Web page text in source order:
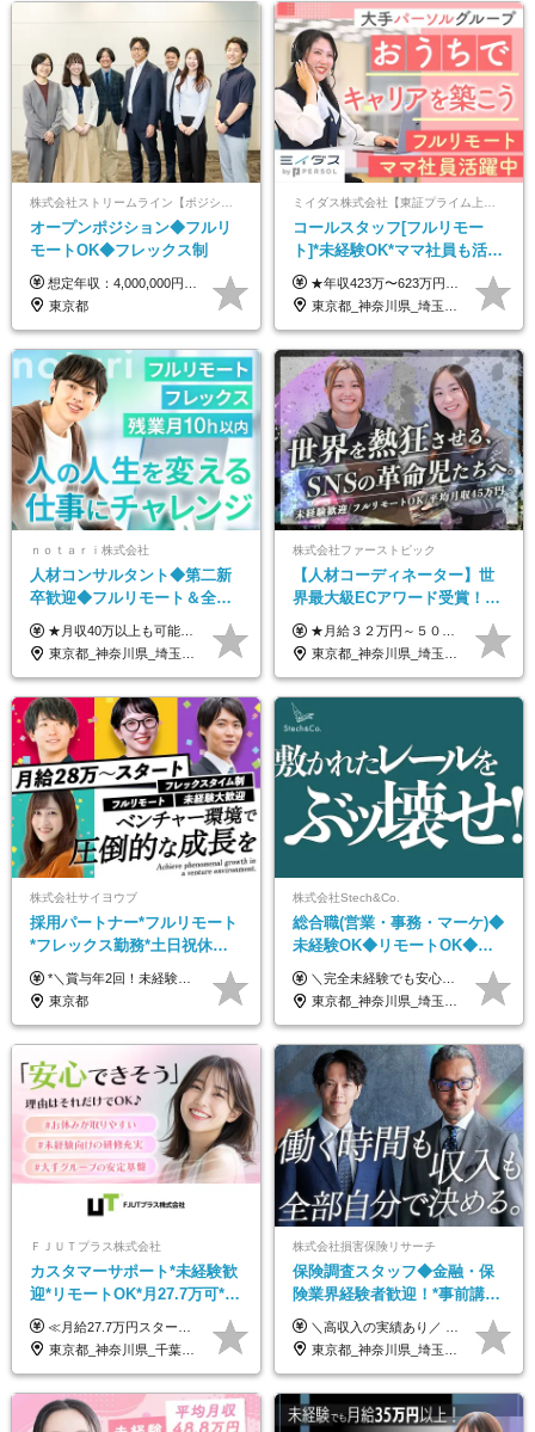
オープンポジション◆フルリ
モートOK◆フレックス制
想定年収：4,000,000円 ～ 8,000,000円 月給：288,000円 ～ 570,000円 ※ご経験・能力に応じて決定いたします。 ※上記額にはみなし残業代を含みます。 ※超過分は全額支給いたします。 ※みなし残業代 45,000円 ～ 89,050円／月 ※みなし残業時間 20時間／月 ※試用期間：3ヶ月（試用期間中の待遇に差異はありません） 【固定残業代について】 固定残業20時間分（45,000円～89,050円）を含む ※超過分は別途全額支給
東京都
コールスタッフ[フルリモー
ト]*未経験OK*ママ社員も活躍
中*ブランクOK*全国どこでも
働ける
★年収423万〜623万円のモデルあり（想定時間外手当10時間分含む） ★半年に一度ドカンと支給のボーナスあり（半年に1度最大150万円） 月給25万円〜＋各種手当＋インセンティブ ＊リモートワーク手当（4000円/月） ＊リモートワーク一時金（1万5000円） ＊残業手当全額支給 ※経験・スキルにより月給を決定します ※試用期間：2ヵ月あり。期間中の雇用形態・給与・待遇に変更はありません 《頑張りはインセンティブとして還元！》 当社は5段階の評価制度を導入。 半期に1回の評価で最高ランク（5点）を獲得したメンバーには、 150万円のインセンティブを支給！ これが半年に一度のインセンティブとして支給されるため、 成果を出した分だけまとまった収入を得られる仕組みです。 【固定残業代について】 なし（残業代は、実際の労働時間に応じて別途全額支給）
東京都_神奈川県_埼玉県_千葉県_大阪府_愛知県_北海道_青森県_岩手県_宮城県_秋田県_山形県_福島県_茨城県_栃木県_群馬県_新潟県_山梨県_長野県_富山県_石川県_福井県_静岡県_岐阜県_三重県_兵庫県_京都府_滋賀県_奈良県_和歌山県_広島県_岡山県_鳥取県_島根県_山口県_徳島県_香川県_愛媛県_高知県_福岡県_熊本県_佐賀県_長崎県_大分県_宮崎県_鹿児島県_沖縄県
ｎｏｔａｒｉ株式会社
人材コンサルタント◆第二新
卒歓迎◆フルリモート＆全国
から勤務OK◆残業月10h以内
◆フレックス制
★月収40万以上も可能！ ★能力・スキル・経験を考慮した年収額を設定します ★年功序列ではなく、チャレンジを評価して給与に反映！ ■月給20万円～40万円＋決算賞与 ※経験・スキルを考慮のうえ決定します ※給与にはみなし残業代40時間分を含む。そのほか詳細に関しては別途面接時にご説明します ※試用期間3ヵ月あり。期間中の雇用形態・条件などに差異はありません
東京都_神奈川県_埼玉県_千葉県_大阪府_愛知県_北海道_青森県_岩手県_宮城県_秋田県_山形県_福島県_茨城県_栃木県_群馬県_新潟県_山梨県_長野県_富山県_石川県_福井県_静岡県_岐阜県_三重県_兵庫県_京都府_滋賀県_奈良県_和歌山県_広島県_岡山県_鳥取県_島根県_山口県_徳島県_香川県_愛媛県_高知県_福岡県_熊本県_佐賀県_長崎県_大分県_宮崎県_鹿児島県_沖縄県
株式会社ファーストピック
【人材コーディネーター】世
界最大級ECアワード受賞！フ
ルリモート／未経験◎／月給
３２万円～／年休１３０日以
上／
★月給３２万円～５０万円＋インセンティブ賞与＋決算賞与★ （30時間の固定残業代、一律月54,750円を含む。超過分は支給） ※経験・スキルを考慮の上、決定 ※昇給：随時あり 【インセンティブについて】 自社サービスを提案し、サービス化した場合、一部の利益をインセンティブとして還元します。 試用期間中（6か月間）は、下記の給与となります。 【一都三県、大阪、名古屋、福岡の方】 月給２４万円～＋役職手当＋インセンティブ賞与 【一都三県以外の関東圏、九州、東北、北海道、その他地域の方】 月給２０万円～＋役職手当＋インセンティブ賞与 ※試用期間6ヶ月 ※試用期間中の待遇・福利厚生に差異はなし
東京都_神奈川県_埼玉県_千葉県_大阪府_愛知県_北海道_青森県_岩手県_宮城県_秋田県_山形県_福島県_茨城県_栃木県_群馬県_静岡県_岐阜県_三重県_兵庫県_京都府_滋賀県_奈良県_和歌山県_広島県_岡山県_鳥取県_島根県_山口県_福岡県_熊本県_佐賀県_長崎県_大分県_宮崎県_鹿児島県
株式会社サイヨウブ
採用パートナー*フルリモート
*フレックス勤務*土日祝休み*
月給28万円～*産育休取得実績
あり*年間休日120日
*＼賞与年2回！未経験から月給28万円スタート／* ★昇給年12回あり！随時昇給のチャンス ◆月給28万～40万円＋賞与年2回＋各種インセンティブ ※経験・スキルを考慮の上、決定します ※試用期間6ヶ月間あり（期間中は月給26万円～になります。その他待遇等に差異はありません） ※月給には月35時間分の固定残業代含む（月5万4800円/超過分別途支給） ※ほとんどのメンバーが残業ゼロです！フレックスタイム制のため、自分の生活に合わせて調整できます。 ＼希望性で土曜日出勤あり／ お客様より「土曜日に応募者の対応をしてほしい」という ご要望を受けた際に、応募者対応⇒求職者との メッセージのやり取りなど、対応が発生する場合があります。 ※土曜日に出勤いただく場合は ・2時間稼働：4500円 ・4時間稼働：9000円 の給与が発生。勤務時間が4時間超えることは原則ありません。 短期間で高い給与をGETできるチャンスです♪
東京都
株式会社Stech&Co.
総合職(営業・事務・マーケ)◆
未経験OK◆リモートOK◆学
歴不問◆20代活躍中！
＼完全未経験でも安心して年収UP可能です！／ -------------- 【1】営業 月給25万円～80万円＋賞与 【2】事務 月給21万円～50万円＋賞与 【3】マーケ 月給25万円～80万円＋賞与 ※試用期間3ヶ月間の待遇に変動はありません。 ※みなし残業代(月20時間分29,725円～)を含む。（※超過分は追加支給）
東京都_神奈川県_埼玉県_千葉県_大阪府_愛知県_北海道_青森県_岩手県_宮城県_秋田県_山形県_福島県_茨城県_栃木県_群馬県_新潟県_山梨県_長野県_富山県_石川県_福井県_静岡県_岐阜県_三重県_兵庫県_京都府_滋賀県_奈良県_和歌山県_広島県_岡山県_鳥取県_島根県_山口県_徳島県_香川県_愛媛県_高知県_福岡県_熊本県_佐賀県_長崎県_大分県_宮崎県_鹿児島県_沖縄県
ＦＪＵＴプラス株式会社
カスタマーサポート*未経験歓
迎*リモートOK*月27.7万可*賞
与年2回*転勤なし*連休
OK/ZE010232
≪月給27.7万円スタートも可／賞与年2回≫ ■月給21万円～27.7万円＋各種手当＋賞与年2回 ※給与は勤務地に応じて変更します ※年齢や経験・スキルなどを考慮して決定します ※時間外手当は全額支給 ※上記は初年度の月給となります ※試用期間3ヶ月（その他待遇に差異はありません） 【固定残業代について】 なし（残業代は、実際の労働時間に応じて別途全額支給）
東京都_神奈川県_千葉県_大阪府_愛知県_北海道_長野県_石川県_広島県_福岡県
株式会社損害保険リサーチ
保険調査スタッフ◆金融・保
険業界経験者歓迎！*事前講習
あり*30代～60代活躍*調査は
原則直行直帰*高収入可
＼高収入の実績あり／ なかには年収1000万円を超える方もいらっしゃいます！ 【完全出来高報酬制】 ★仕事に慣れるまで収入をサポート 1か月目：報酬が通常の2倍 2か月目：報酬が通常の1.5倍 ※災害に関する業務については、収入サポートの対象外 ※試用期間はありません ＊＊＊業務報酬の例＊＊＊ ・事故原因調査（4箇所確認）…1万5000円～ ・有無責／不正請求疑義調査（自動車案件）…2万円～ ・医療調査（1箇所確認）…1万7000円～ ・書類取付（1箇所訪問）…3000円～ ※上記は目安になります ※実際の報酬は業務報酬に応じた個々のスキル・実績を加味したものになります
東京都_神奈川県_埼玉県_千葉県_大阪府_愛知県_北海道_青森県_岩手県_宮城県_秋田県_山形県_福島県_茨城県_栃木県_群馬県_新潟県_山梨県_長野県_富山県_石川県_福井県_静岡県_岐阜県_三重県_兵庫県_京都府_滋賀県_奈良県_和歌山県_広島県_岡山県_鳥取県_島根県_山口県_徳島県_香川県_愛媛県_高知県_福岡県_熊本県_佐賀県_長崎県_大分県_宮崎県_鹿児島県_沖縄県